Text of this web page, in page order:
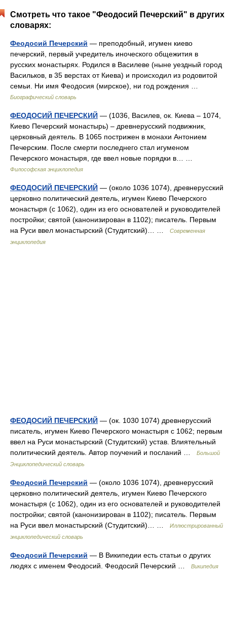
Смотреть что такое "Феодосий Печерский" в других
словарях:
Феодосий Печерский — преподобный, игумен киево
печерский, первый учредитель иноческого общежития в
русских монастырях. Родился в Василеве (ныне уездный город
Васильков, в 35 верстах от Киева) и происходил из родовитой
семьи. Ни имя Феодосия (мирское), ни год рождения …
Биографический словарь
ФЕОДОСИЙ ПЕЧЕРСКИЙ — (1036, Василев, ок. Киева – 1074,
Киево Печерский монастырь) – древнерусский подвижник,
церковный деятель. В 1065 пострижен в монахи Антонием
Печерским. После смерти последнего стал игуменом
Печерского монастыря, где ввел новые порядки в… …
Философская энциклопедия
ФЕОДОСИЙ ПЕЧЕРСКИЙ — (около 1036 1074), древнерусский
церковно политический деятель, игумен Киево Печерского
монастыря (с 1062), один из его основателей и руководителей
постройки; святой (канонизирован в 1102); писатель. Первым
на Руси ввел монастырский (Студитский)… …
Современная
энциклопедия
ФЕОДОСИЙ ПЕЧЕРСКИЙ — (ок. 1030 1074) древнерусский
писатель, игумен Киево Печерского монастыря с 1062; первым
ввел на Руси монастырский (Студитский) устав. Влиятельный
политический деятель. Автор поучений и посланий …
Большой
Энциклопедический словарь
Феодосий Печерский — (около 1036 1074), древнерусский
церковно политический деятель, игумен Киево Печерского
монастыря (с 1062), один из его основателей и руководителей
постройки; святой (канонизирован в 1102); писатель. Первым
на Руси ввел монастырский (Студитский)… …
Иллюстрированный
энциклопедический словарь
Феодосий Печерский — В Википедии есть статьи о других
людях с именем Феодосий. Феодосий Печерский …
Википедия